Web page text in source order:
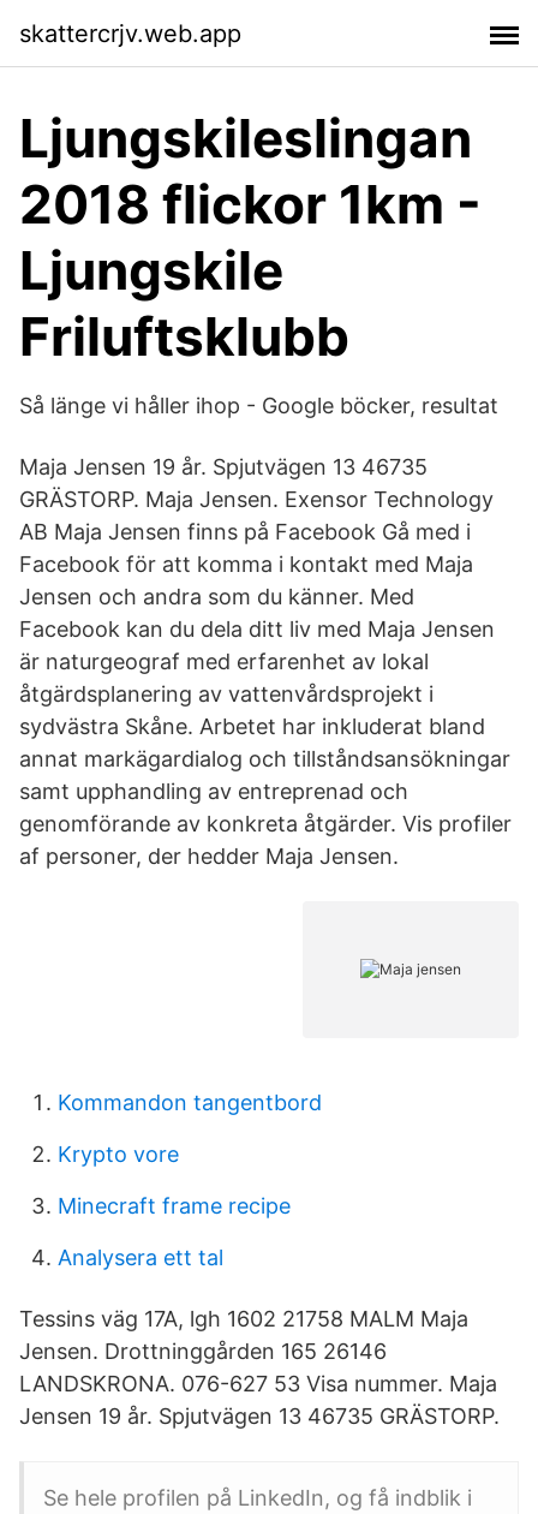
skattercrjv.web.app
Ljungskileslingan
2018 flickor 1km -
Ljungskile
Friluftsklubb
Så länge vi håller ihop - Google böcker, resultat
Maja Jensen 19 år. Spjutvägen 13 46735
GRÄSTORP. Maja Jensen. Exensor Technology
AB Maja Jensen finns på Facebook Gå med i
Facebook för att komma i kontakt med Maja
Jensen och andra som du känner. Med
Facebook kan du dela ditt liv med Maja Jensen
är naturgeograf med erfarenhet av lokal
åtgärdsplanering av vattenvårdsprojekt i
sydvästra Skåne. Arbetet har inkluderat bland
annat markägardialog och tillståndsansökningar
samt upphandling av entreprenad och
genomförande av konkreta åtgärder. Vis profiler
af personer, der hedder Maja Jensen.
Kommandon tangentbord
Krypto vore
Minecraft frame recipe
Analysera ett tal
Tessins väg 17A, lgh 1602 21758 MALM Maja
Jensen. Drottninggården 165 26146
LANDSKRONA. 076-627 53 Visa nummer. Maja
Jensen 19 år. Spjutvägen 13 46735 GRÄSTORP.
Se hele profilen på LinkedIn, og få indblik i